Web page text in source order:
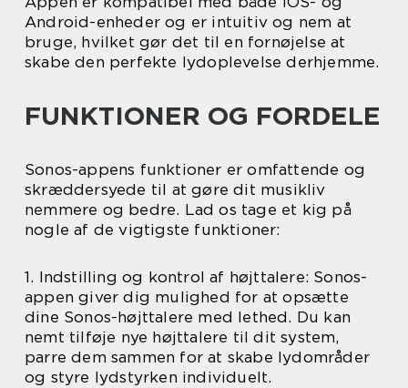
Android-enheder og er intuitiv og nem at
bruge, hvilket gør det til en fornøjelse at
skabe den perfekte lydoplevelse derhjemme.
FUNKTIONER OG FORDELE
Sonos-appens funktioner er omfattende og
skræddersyede til at gøre dit musikliv
nemmere og bedre. Lad os tage et kig på
nogle af de vigtigste funktioner:
1. Indstilling og kontrol af højttalere: Sonos-
appen giver dig mulighed for at opsætte
dine Sonos-højttalere med lethed. Du kan
nemt tilføje nye højttalere til dit system,
parre dem sammen for at skabe lydområder
og styre lydstyrken individuelt.